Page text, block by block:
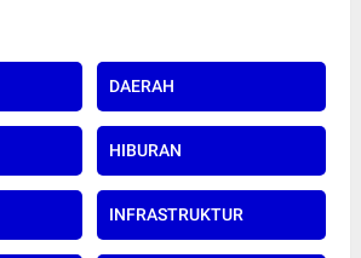
DAERAH
HIBURAN
INFRASTRUKTUR